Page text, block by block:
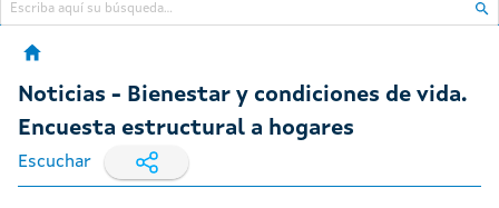
Noticias - Bienestar y condiciones de vida.
Encuesta estructural a hogares
Escuchar